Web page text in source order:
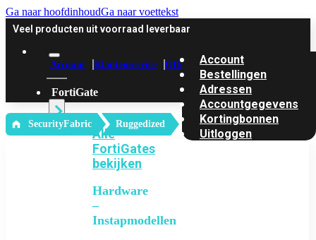
Ga naar hoofdinhoudGa naar voettekst
Veel producten uit voorraad leverbaar
Account Klantenservice Offerte
FortiGate
Alle
FortiGates
bekijken
Hardware
–
Instapmodellen
Account
Bestellingen
Adressen
Accountgegevens
Kortingbonnen
Uitloggen
‎ SecurityFabric Ruggedized